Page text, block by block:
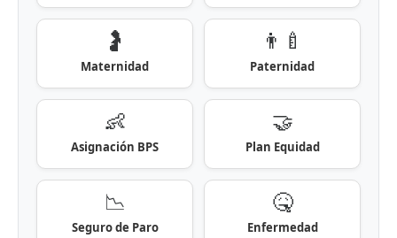
🤰
Maternidad
👨‍🍼
Paternidad
👶
Asignación BPS
🤝
Plan Equidad
📉
Seguro de Paro
🤒
Enfermedad